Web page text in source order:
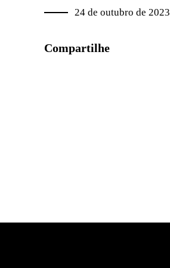
24 de outubro de 2023
Compartilhe